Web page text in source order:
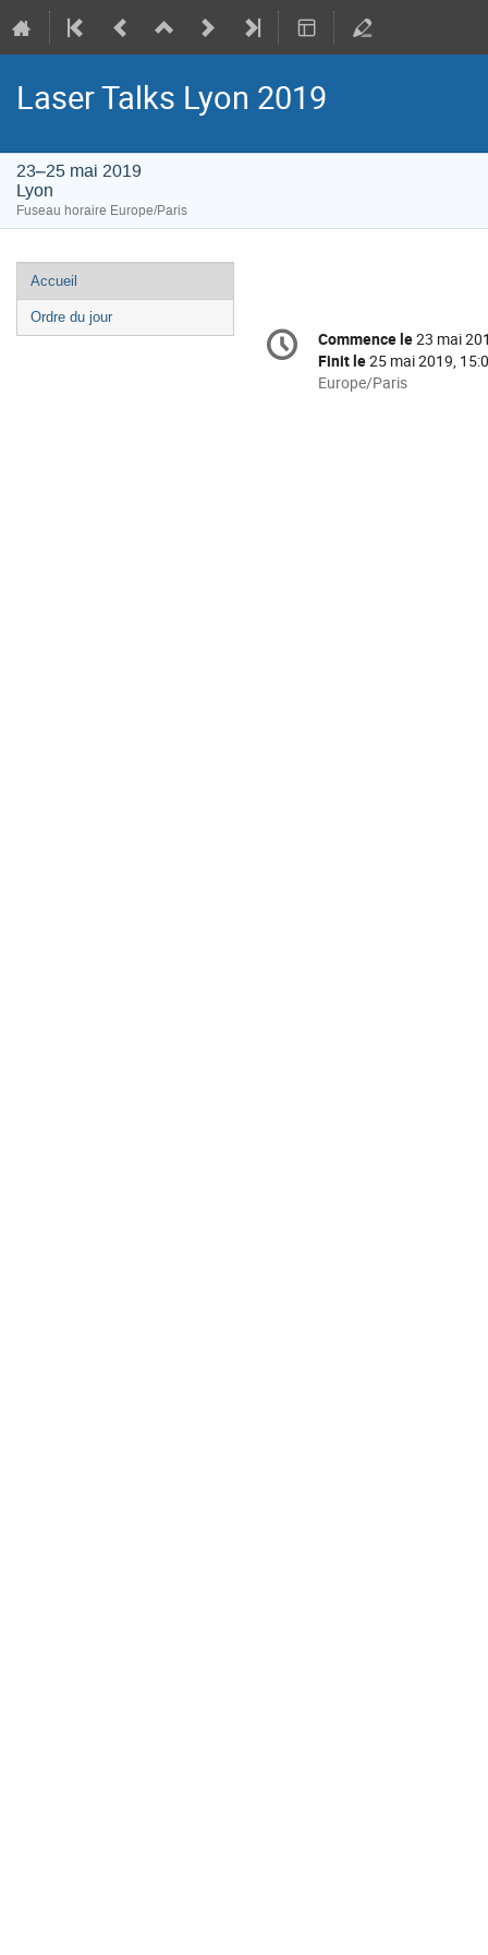
Laser Talks Lyon 2019
23–25 mai 2019
Lyon
Fuseau horaire Europe/Paris
Menu
de
l'événement
Accueil
Ordre du jour
Information
de
Date/Heure
Commence le23 mai
Finit le25 mai 2019,
Toutes
Europe/Paris